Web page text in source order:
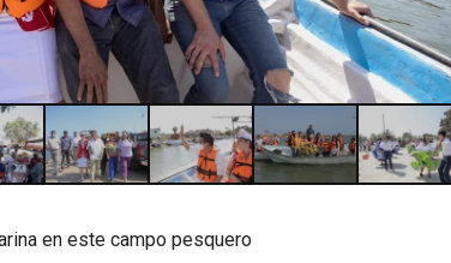
en este campo pesquero